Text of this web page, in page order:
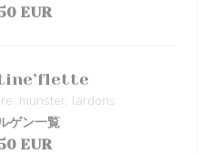
EUR
munster, lardons
ゲン一覧
EUR